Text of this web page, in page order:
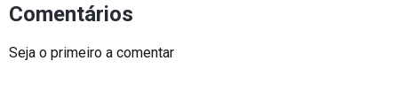
Comentários
Seja o primeiro a comentar